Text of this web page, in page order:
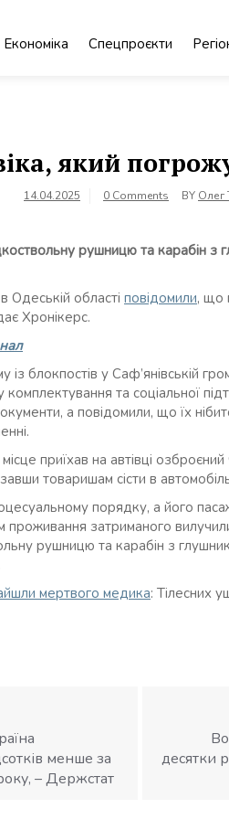
Економіка Спецпроєкти
який
14.04.2025 0 Comments BY Олег
рушницю та карабін з
Одеській області повідомили, що
Хронікерс.
із блокпостів у Саф’янівській
та соціальної
а повідомили, що їх
приїхав на автівці
товаришам сісти в
порядку, а його
затриманого вилучили
рушницю та карабін з
мертвого медика: Тілесних
менше за
– Держстат
десятки